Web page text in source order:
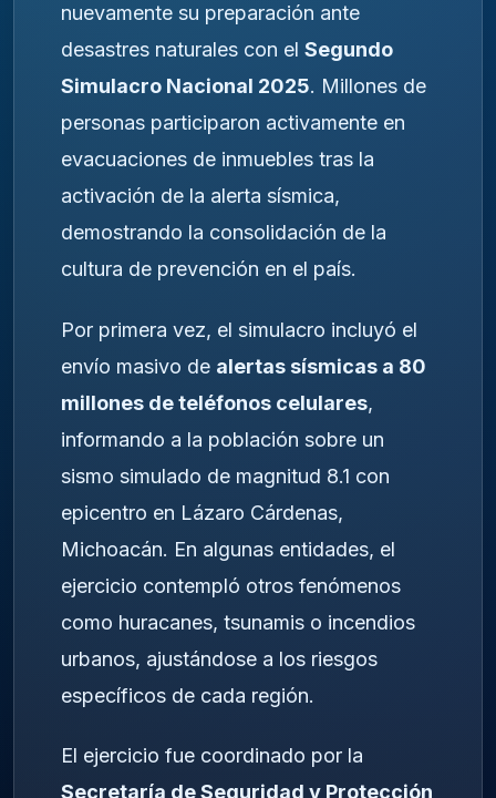
nuevamente su preparación ante
desastres naturales con el Segundo
Simulacro Nacional 2025. Millones de
personas participaron activamente en
evacuaciones de inmuebles tras la
activación de la alerta sísmica,
demostrando la consolidación de la
cultura de prevención en el país.
Por primera vez, el simulacro incluyó el
envío masivo de alertas sísmicas a 80
millones de teléfonos celulares,
informando a la población sobre un
sismo simulado de magnitud 8.1 con
epicentro en Lázaro Cárdenas,
Michoacán. En algunas entidades, el
ejercicio contempló otros fenómenos
como huracanes, tsunamis o incendios
urbanos, ajustándose a los riesgos
específicos de cada región.
El ejercicio fue coordinado por la
Secretaría de Seguridad y Protección